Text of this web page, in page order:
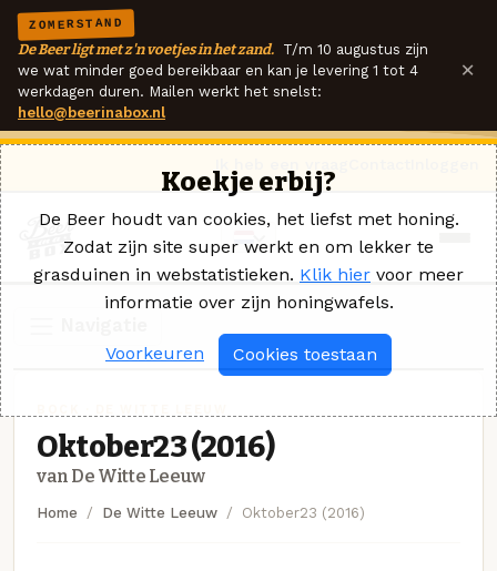
ZOMERSTAND
De Beer ligt met z'n voetjes in het zand. T/m 10 augustus zijn
we wat minder goed bereikbaar en kan je levering 1 tot 4
werkdagen duren. Mailen werkt het snelst:
hello@beerinabox.nl
×
Oktober23 (2016)
van De Witte Leeuw
Home De Witte Leeuw Oktober23 (2016)
Koekje erbij?
De Beer houdt van cookies, het liefst met honing.
Zodat zijn site super werkt en om lekker te
grasduinen in webstatistieken. Klik hier voor meer
informatie over zijn honingwafels.
Voorkeuren Cookies toestaan